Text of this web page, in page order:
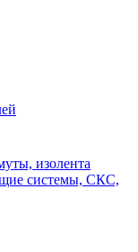
изолента
системы, СКС,